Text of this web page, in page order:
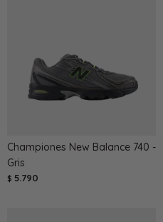
Championes New Balance 740 -
Gris
$ 5.790